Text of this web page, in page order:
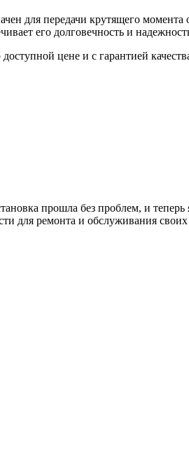
для передачи крутящего момента
его долговечность и
цене и с гарантией
прошла без проблем, и теперь
для ремонта и обслуживания